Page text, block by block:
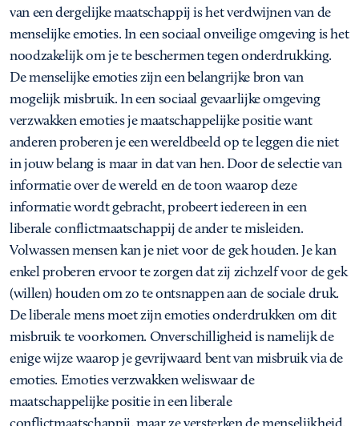
van een dergelijke maatschappij is het verdwijnen van de
menselijke emoties. In een sociaal onveilige omgeving is het
noodzakelijk om je te beschermen tegen onderdrukking.
De menselijke emoties zijn een belangrijke bron van
mogelijk misbruik. In een sociaal gevaarlijke omgeving
verzwakken emoties je maatschappelijke positie want
anderen proberen je een wereldbeeld op te leggen die niet
in jouw belang is maar in dat van hen. Door de selectie van
informatie over de wereld en de toon waarop deze
informatie wordt gebracht, probeert iedereen in een
liberale conflictmaatschappij de ander te misleiden.
Volwassen mensen kan je niet voor de gek houden. Je kan
enkel proberen ervoor te zorgen dat zij zichzelf voor de gek
(willen) houden om zo te ontsnappen aan de sociale druk.
De liberale mens moet zijn emoties onderdrukken om dit
misbruik te voorkomen. Onverschilligheid is namelijk de
enige wijze waarop je gevrijwaard bent van misbruik via de
emoties. Emoties verzwakken weliswaar de
maatschappelijke positie in een liberale